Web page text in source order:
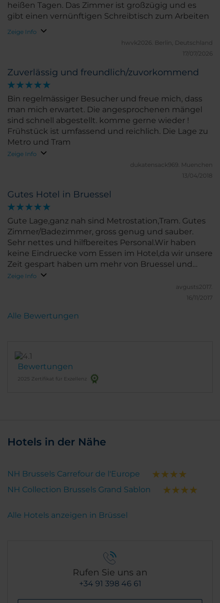
heißen Tagen. Das Zimmer ist großzügig und es
gibt einen vernünftigen Schreibtisch zum Arbeiten
Zeige Info
hwvk2026. Berlin, Deutschland
17/07/2026
Zuverlässig und freundlich/zuvorkommend
Bin regelmässiger Besucher und freue mich, dass
man mich erwartet. Die angesprochenen mängel
sind schnell abgestellt. komme gerne wieder !
Frühstück ist umfassend und reichlich. Die Lage zu
Metro und Tram
Zeige Info
dukatensack969. Muenchen
13/04/2018
Gutes Hotel in Bruessel
Gute Lage,ganz nah sind Metrostation,Tram. Gutes
Zimmer/Badezimmer, gross genug und sauber.
Sehr nettes und hilfbereites Personal.Wir haben
keine Eindruecke vom Essen im Hotel,da wir unsere
Zeit gespart haben um mehr von Bruessel und
Brugge zu sehen (wir haben leider nur 3
Zeige Info
avgusts2017.
16/11/2017
Bewertungen
2025 Zertifikat für Exzellenz
Alle Bewertungen
Hotels in der Nähe
NH Brussels Carrefour de l'Europe
NH Collection Brussels Grand Sablon
Alle Hotels anzeigen in Brüssel
Rufen Sie uns an
+34 91 398 46 61